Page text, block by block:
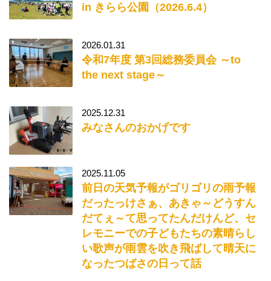
in きらら公園（2026.6.4）
2026.01.31
令和7年度 第3回総務委員会 ～to
the next stage～
2025.12.31
みなさんのおかげです
2025.11.05
前日の天気予報がゴリゴリの雨予報
だったっけさぁ、あきゃ～どうすん
だてぇ～て思ってたんだけんど、セ
レモニーでの子どもたちの素晴らし
い歌声が雨雲を吹き飛ばして晴天に
なったつばさの日って話